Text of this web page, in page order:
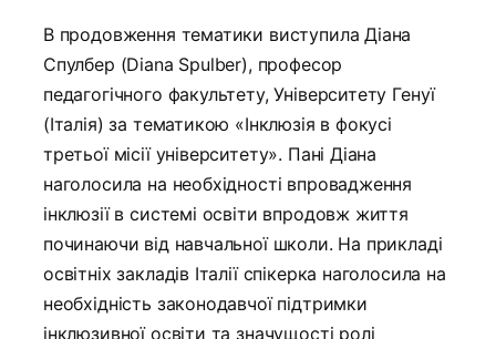
В продовження тематики виступила Діана
Спулбер (Diana Spulber), професор
педагогічного факультету, Університету Генуї
(Італія) за тематикою «Інклюзія в фокусі
третьої місії університету». Пані Діана
наголосила на необхідності впровадження
інклюзії в системі освіти впродовж життя
починаючи від навчальної школи. На прикладі
освітніх закладів Італії спікерка наголосила на
необхідність законодавчої підтримки
інклюзивної освіти та значущості ролі